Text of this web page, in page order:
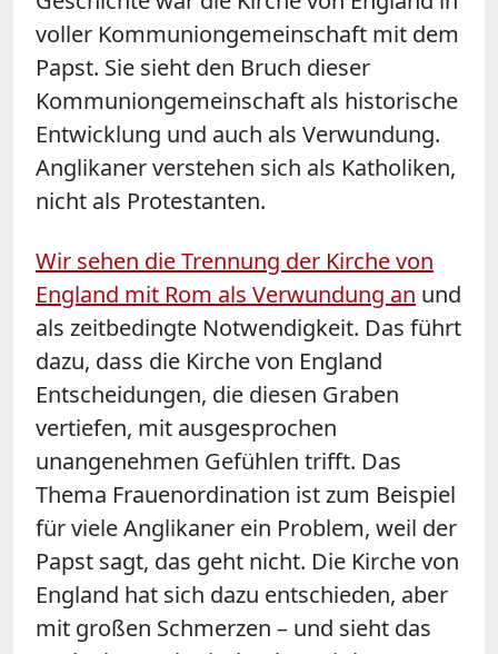
voller Kommuniongemeinschaft mit dem
Papst. Sie sieht den Bruch dieser
Kommuniongemeinschaft als historische
Entwicklung und auch als Verwundung.
Anglikaner verstehen sich als Katholiken,
nicht als Protestanten.
Wir sehen die Trennung der Kirche von
England mit Rom als Verwundung an und
als zeitbedingte Notwendigkeit. Das führt
dazu, dass die Kirche von England
Entscheidungen, die diesen Graben
vertiefen, mit ausgesprochen
unangenehmen Gefühlen trifft. Das
Thema Frauenordination ist zum Beispiel
für viele Anglikaner ein Problem, weil der
Papst sagt, das geht nicht. Die Kirche von
England hat sich dazu entschieden, aber
mit großen Schmerzen – und sieht das